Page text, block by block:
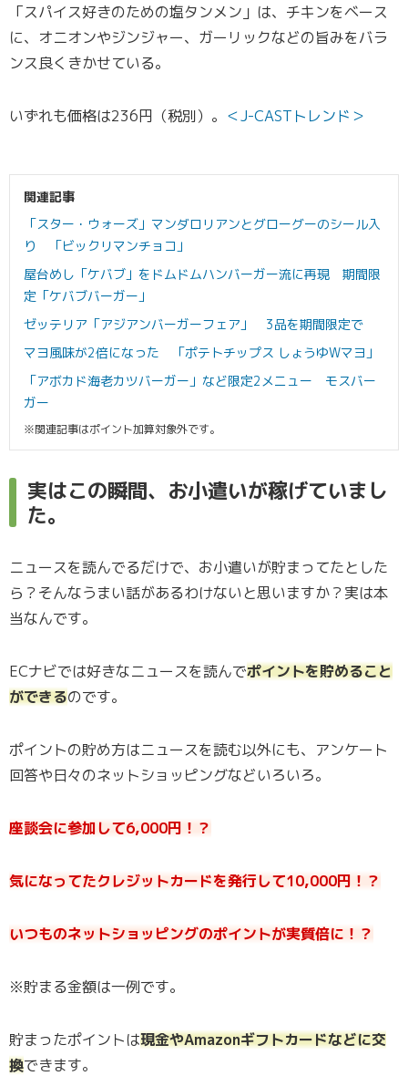
「スパイス好きのための塩タンメン」は、チキンをベース
に、オニオンやジンジャー、ガーリックなどの旨みをバラ
ンス良くきかせている。
いずれも価格は236円（税別）。 ＜J-CASTトレンド＞
関連記事
「スター・ウォーズ」マンダロリアンとグローグーのシール入
り 「ビックリマンチョコ」
屋台めし「ケバブ」をドムドムハンバーガー流に再現 期間限
定「ケバブバーガー」
ゼッテリア「アジアンバーガーフェア」 3品を期間限定で
マヨ風味が2倍になった 「ポテトチップス しょうゆWマヨ」
「アボカド海老カツバーガー」など限定2メニュー モスバー
ガー
※関連記事はポイント加算対象外です。
実はこの瞬間、お小遣いが稼げていまし
た。
ニュースを読んでるだけで、お小遣いが貯まってたとした
ら？そんなうまい話があるわけないと思いますか？実は本
当なんです。
ECナビでは好きなニュースを読んでポイントを貯めること
ができるのです。
ポイントの貯め方はニュースを読む以外にも、アンケート
回答や日々のネットショッピングなどいろいろ。
座談会に参加して6,000円！？
気になってたクレジットカードを発行して10,000円！？
いつものネットショッピングのポイントが実質倍に！？
※貯まる金額は一例です。
貯まったポイントは現金やAmazonギフトカードなどに交
換できます。